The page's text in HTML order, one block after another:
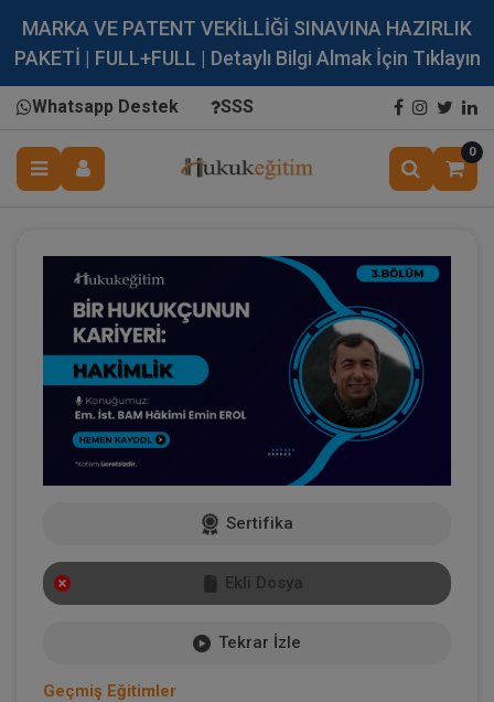
MARKA VE PATENT VEKİLLİĞİ SINAVINA HAZIRLIK
PAKETİ | FULL+FULL | Detaylı Bilgi Almak İçin Tıklayın
Whatsapp Destek SSS
0
Sertifika
Ekli Dosya
Tekrar İzle
Geçmiş Eğitimler